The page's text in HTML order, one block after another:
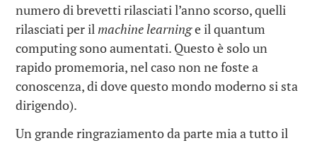
numero di brevetti rilasciati l’anno scorso, quelli
rilasciati per il machine learninge il quantum
computing sono aumentati. Questo è solo un
rapido promemoria, nel caso non ne foste a
conoscenza, di dove questo mondo moderno si sta
dirigendo).
Un grande ringraziamento da parte mia a tutto il